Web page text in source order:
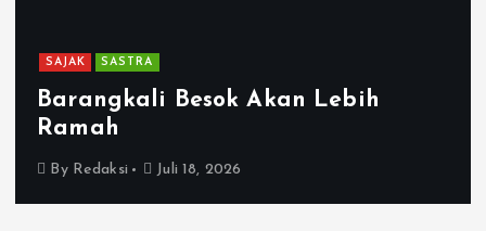
SAJAK SASTRA
Barangkali Besok Akan Lebih
Ramah
By Redaksi Juli 18, 2026